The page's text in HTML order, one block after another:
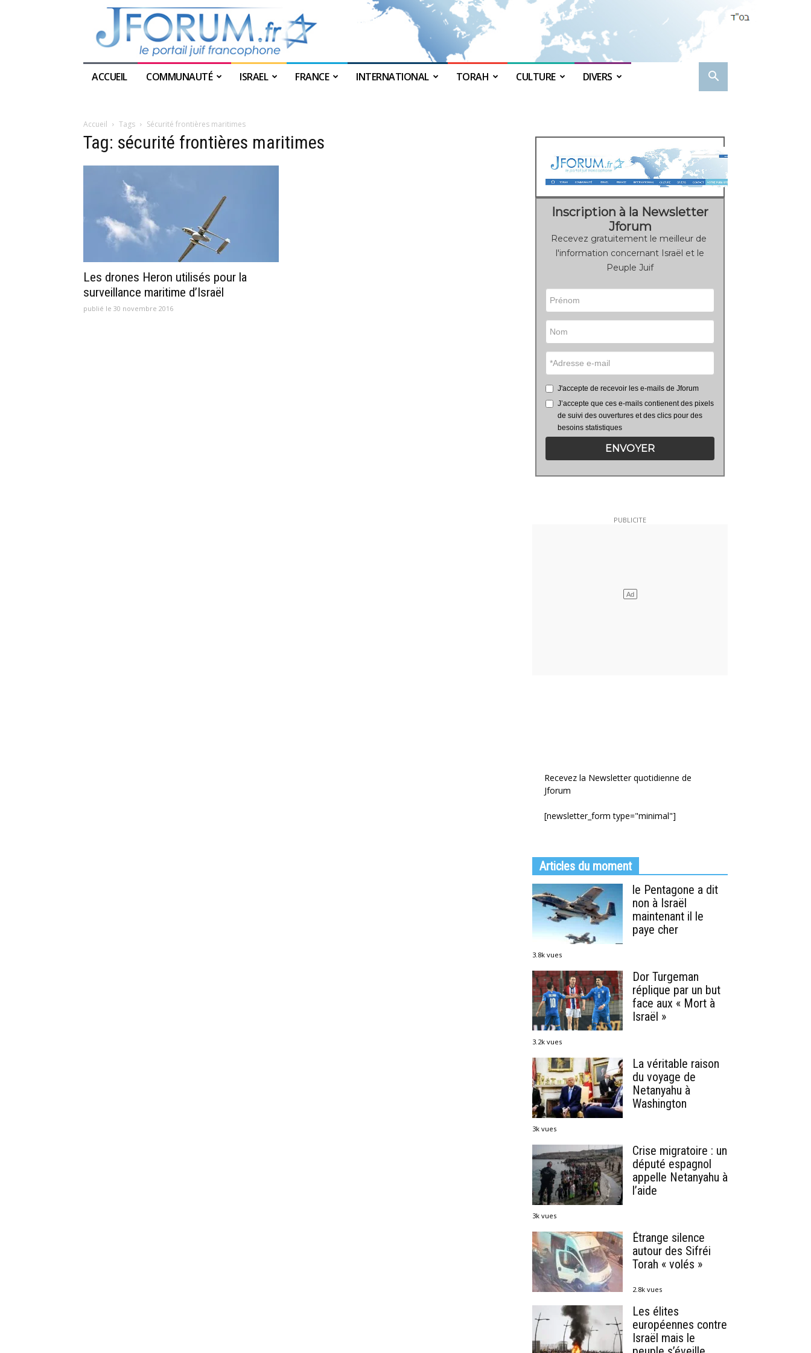
ACCUEIL COMMUNAUTÉ ISRAEL FRANCE INTERNATIONAL TORAH CULTURE DIVERS
Accueil Tags Sécurité frontières maritimes
Tag: sécurité frontières maritimes
Les drones Heron utilisés pour la
surveillance maritime d’Israël
publié le 30 novembre 2016
Inscription à la Newsletter
Jforum
Recevez gratuitement le meilleur de
l'information concernant Israël et le
Peuple Juif
J'accepte de recevoir les e-mails de Jforum
J’accepte que ces e-mails contienent des pixels
de suivi des ouvertures et des clics pour des
besoins statistiques
ENVOYER
Recevez la Newsletter quotidienne de
Jforum
[newsletter_form type="minimal"]
Articles du moment
le Pentagone a dit
non à Israël
maintenant il le
paye cher
3.8k vues
Dor Turgeman
réplique par un but
face aux « Mort à
Israël »
3.2k vues
La véritable raison
du voyage de
Netanyahu à
Washington
3k vues
Crise migratoire : un
député espagnol
appelle Netanyahu à
l’aide
3k vues
Étrange silence
autour des Sifréi
Torah « volés »
2.8k vues
Les élites
européennes contre
Israël mais le